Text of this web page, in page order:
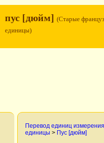
пус [дюйм] (Старые
единицы)
Перевод единиц измерения
единицы > Пус [дюйм]